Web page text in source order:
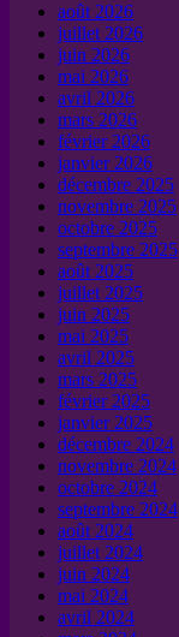
août 2026
juillet 2026
juin 2026
mai 2026
avril 2026
mars 2026
février 2026
janvier 2026
décembre 2025
novembre 2025
octobre 2025
septembre 2025
août 2025
juillet 2025
juin 2025
mai 2025
avril 2025
mars 2025
février 2025
janvier 2025
décembre 2024
novembre 2024
octobre 2024
septembre 2024
août 2024
juillet 2024
juin 2024
mai 2024
avril 2024